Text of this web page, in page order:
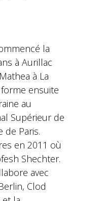
la
à Aurillac
à La
ensuite
au
Supérieur de
de Paris.
en 2011 où
Shechter.
avec
Clod